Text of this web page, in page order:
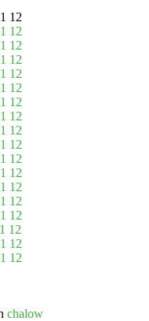
12
12
12
12
12
12
12
12
12
12
12
12
12
12
12
12
12
12
chalow